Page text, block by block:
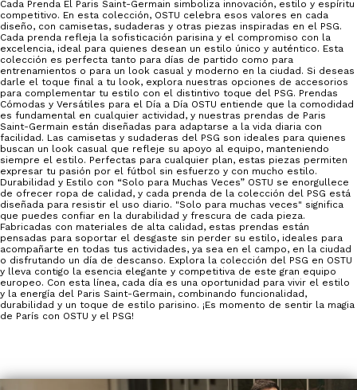
Cada Prenda El Paris Saint-Germain simboliza innovación, estilo y espíritu
competitivo. En esta colección, OSTU celebra esos valores en cada
diseño, con camisetas, sudaderas y otras piezas inspiradas en el PSG.
Cada prenda refleja la sofisticación parisina y el compromiso con la
excelencia, ideal para quienes desean un estilo único y auténtico. Esta
colección es perfecta tanto para días de partido como para
entrenamientos o para un look casual y moderno en la ciudad. Si deseas
darle el toque final a tu look, explora nuestras opciones de accesorios
para complementar tu estilo con el distintivo toque del PSG. Prendas
Cómodas y Versátiles para el Día a Día OSTU entiende que la comodidad
es fundamental en cualquier actividad, y nuestras prendas de Paris
Saint-Germain están diseñadas para adaptarse a la vida diaria con
facilidad. Las camisetas y sudaderas del PSG son ideales para quienes
buscan un look casual que refleje su apoyo al equipo, manteniendo
siempre el estilo. Perfectas para cualquier plan, estas piezas permiten
expresar tu pasión por el fútbol sin esfuerzo y con mucho estilo.
Durabilidad y Estilo con “Solo para Muchas Veces” OSTU se enorgullece
de ofrecer ropa de calidad, y cada prenda de la colección del PSG está
diseñada para resistir el uso diario. "Solo para muchas veces" significa
que puedes confiar en la durabilidad y frescura de cada pieza.
Fabricadas con materiales de alta calidad, estas prendas están
pensadas para soportar el desgaste sin perder su estilo, ideales para
acompañarte en todas tus actividades, ya sea en el campo, en la ciudad
o disfrutando un día de descanso. Explora la colección del PSG en OSTU
y lleva contigo la esencia elegante y competitiva de este gran equipo
europeo. Con esta línea, cada día es una oportunidad para vivir el estilo
y la energía del Paris Saint-Germain, combinando funcionalidad,
durabilidad y un toque de estilo parisino. ¡Es momento de sentir la magia
de París con OSTU y el PSG!